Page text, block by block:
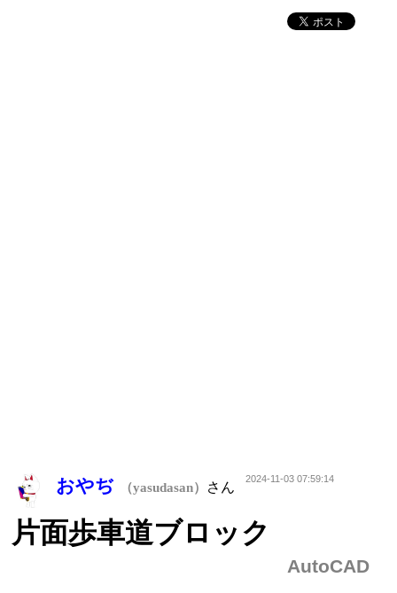
おやぢ （yasudasan） さん
2024-11-03 07:59:14
片面歩車道ブロック
AutoCAD